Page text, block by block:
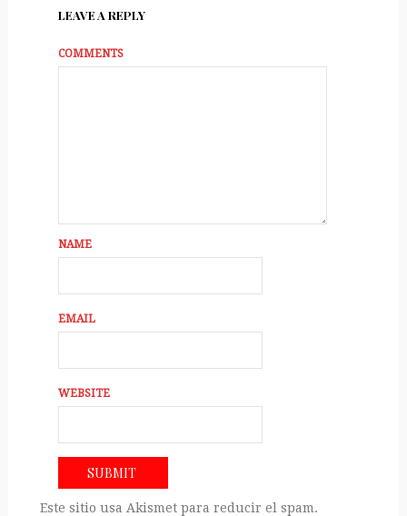
LEAVE A REPLY
COMMENTS
NAME
EMAIL
WEBSITE
Este sitio usa Akismet para reducir el spam.